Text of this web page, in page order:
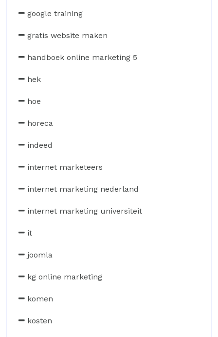
google training
gratis website maken
handboek online marketing 5
hek
hoe
horeca
indeed
internet marketeers
internet marketing nederland
internet marketing universiteit
it
joomla
kg online marketing
komen
kosten